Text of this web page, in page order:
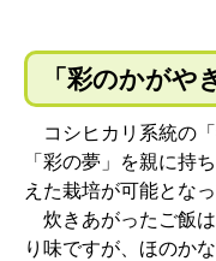
「彩のかがや
コシヒカリ系統の
「彩の夢」を親に持
えた栽培が可能となっ
炊きあがったご飯
り味ですが、ほのか